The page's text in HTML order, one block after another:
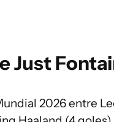
Just
2026 entre